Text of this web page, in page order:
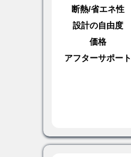
断熱/省エネ性
設計の自由度
価格
アフターサポート